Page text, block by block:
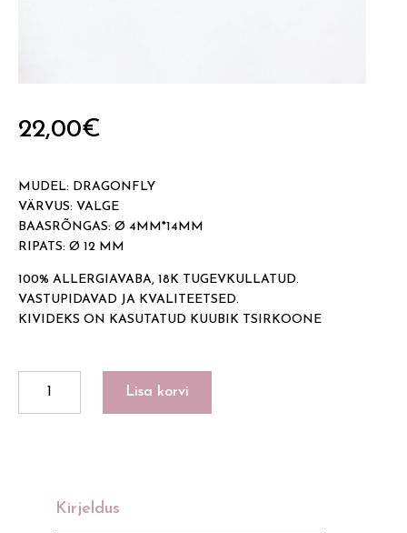
22,00€
MUDEL: DRAGONFLY
VÄRVUS: VALGE
BAASRÕNGAS: Ø 4MM*14MM
RIPATS: Ø 12 MM
100% ALLERGIAVABA, 18K TUGEVKULLATUD.
VASTUPIDAVAD JA KVALITEETSED.
KIVIDEKS ON KASUTATUD KUUBIK TSIRKOONE
kogus
Lisa korvi
Kirjeldus